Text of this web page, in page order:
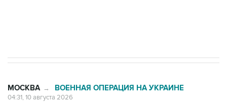
МОСКВА → ВОЕННАЯ ОПЕРАЦИЯ НА УКРАИНЕ
04:31, 10 августа 2026